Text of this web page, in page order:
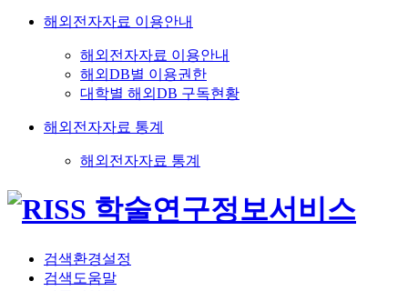
해외전자자료 이용안내
해외전자자료 이용안내
해외DB별 이용권한
대학별 해외DB 구독현황
해외전자자료 통계
해외전자자료 통계
검색환경설정
검색도움말